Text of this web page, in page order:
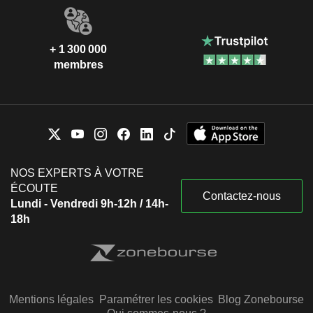
+ 1 300 000
membres
NOS EXPERTS À VOTRE
ÉCOUTE
Lundi - Vendredi 9h-12h / 14h-
18h
Contactez-nous
Mentions légales Paramétrer les cookies Blog Zonebourse